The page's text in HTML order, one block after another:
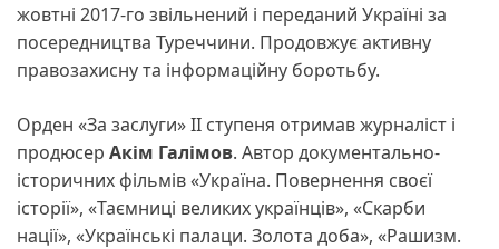
жовтні 2017-го звільнений і переданий Україні за
посередництва Туреччини. Продовжує активну
правозахисну та інформаційну боротьбу.
Орден «За заслуги» ІІ ступеня отримав журналіст і
продюсер Акім Галімов. Автор документально-
історичних фільмів «Україна. Повернення своєї
історії», «Таємниці великих українців», «Скарби
нації», «Українські палаци. Золота доба», «Рашизм.